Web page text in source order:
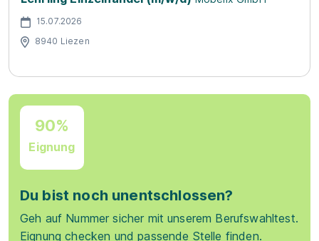
15.07.2026
8940 Liezen
90%
Eignung
Du bist noch unentschlossen?
Geh auf Nummer sicher mit unserem Berufswahltest.
Eignung checken und passende Stelle finden.